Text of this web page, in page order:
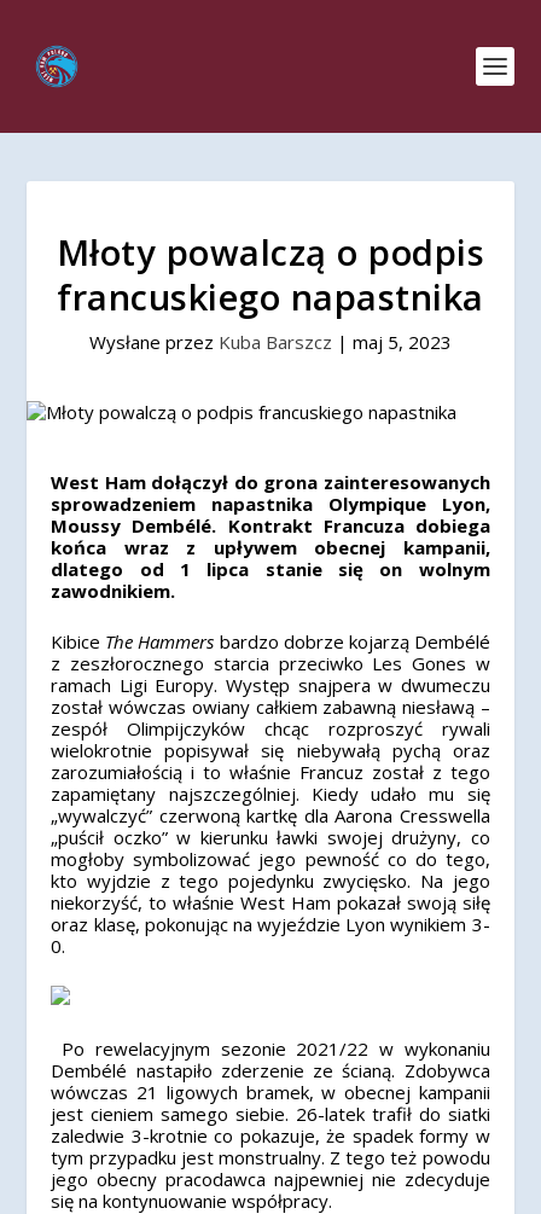
Młoty powalczą o podpis
francuskiego napastnika
Wysłane przez Kuba Barszcz | maj 5, 2023
West Ham dołączył do grona zainteresowanych
sprowadzeniem napastnika Olympique Lyon,
Moussy Dembélé. Kontrakt Francuza dobiega
końca wraz z upływem obecnej kampanii,
dlatego od 1 lipca stanie się on wolnym
zawodnikiem.
Kibice The Hammers bardzo dobrze kojarzą Dembélé
z zeszłorocznego starcia przeciwko Les Gones w
ramach Ligi Europy. Występ snajpera w dwumeczu
został wówczas owiany całkiem zabawną niesławą –
zespół Olimpijczyków chcąc rozproszyć rywali
wielokrotnie popisywał się niebywałą pychą oraz
zarozumiałością i to właśnie Francuz został z tego
zapamiętany najszczególniej. Kiedy udało mu się
„wywalczyć” czerwoną kartkę dla Aarona Cresswella
„puścił oczko” w kierunku ławki swojej drużyny, co
mogłoby symbolizować jego pewność co do tego,
kto wyjdzie z tego pojedynku zwycięsko. Na jego
niekorzyść, to właśnie West Ham pokazał swoją siłę
oraz klasę, pokonując na wyjeździe Lyon wynikiem 3-
0.
Po rewelacyjnym sezonie 2021/22 w wykonaniu
Dembélé nastapiło zderzenie ze ścianą. Zdobywca
wówczas 21 ligowych bramek, w obecnej kampanii
jest cieniem samego siebie. 26-latek trafił do siatki
zaledwie 3-krotnie co pokazuje, że spadek formy w
tym przypadku jest monstrualny. Z tego też powodu
jego obecny pracodawca najpewniej nie zdecyduje
się na kontynuowanie współpracy.